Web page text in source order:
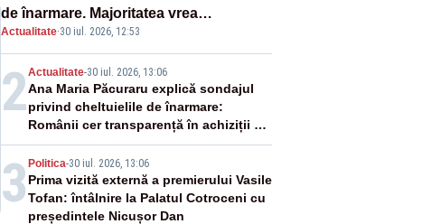
de înarmare. Majoritatea vrea
competiție reală și industrie locală –
SONDAJ
Actualitate·30 iul. 2026, 12:53
2Actualitate-30 iul. 2026, 13:06
Ana Maria Păcuraru explică sondajul
privind cheltuielile de înarmare:
Românii cer transparență în achiziții și
un echilibru între partenerii externi
3 Politica-30 iul. 2026, 13:06
Prima vizită externă a premierului Vasile
Tofan: întâlnire la Palatul Cotroceni cu
președintele Nicușor Dan